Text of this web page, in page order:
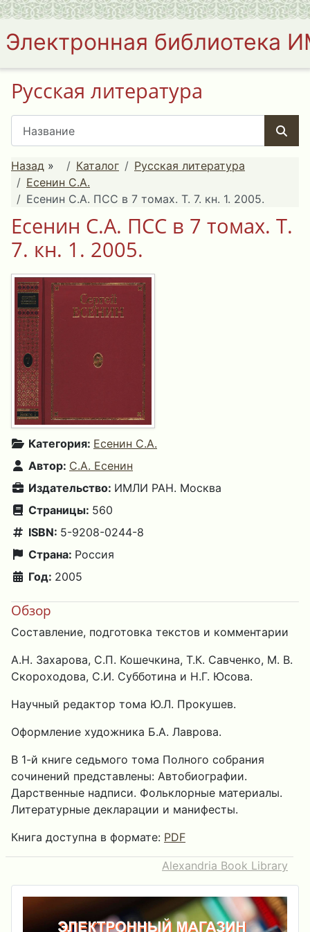
Электронная библиотека
Русская литература
Назад » Каталог
Русская литература
Есенин С.А.
Есенин С.А. ПСС в 7 томах. Т. 7. кн. 1. 2005.
Есенин С.А. ПСС в 7 томах. Т.
7. кн. 1. 2005.
Категория: Есенин С.А.
Автор: С.А. Есенин
Издательство: ИМЛИ РАН. Москва
Страницы: 560
ISBN: 5-9208-0244-8
Страна: Россия
Год: 2005
Обзор
Составление, подготовка текстов и комментарии
А.Н. Захарова, С.П. Кошечкина, Т.К. Савченко, М. В.
Скороходова, С.И. Субботина и Н.Г. Юсова.
Научный редактор тома Ю.Л. Прокушев.
Оформление художника Б.А. Лаврова.
В 1-й книге седьмого тома Полного собрания
сочинений представлены: Автобиографии.
Дарственные надписи. Фольклорные материалы.
Литературные декларации и манифесты.
Книга доступна в формате: PDF
Alexandria Book Library